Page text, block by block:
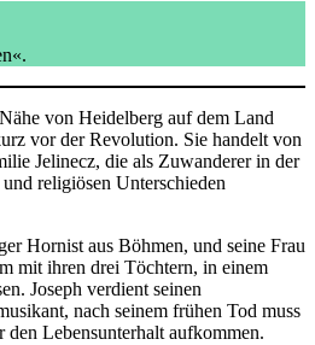
von Heidelberg auf dem Land
vor der Revolution. Sie handelt von
Jelinecz, die als Zuwanderer in der
religiösen Unterschieden
Hornist aus Böhmen, und seine Frau
mit ihren drei Töchtern, in einem
Joseph verdient seinen
nach seinem frühen Tod muss
Lebensunterhalt aufkommen.